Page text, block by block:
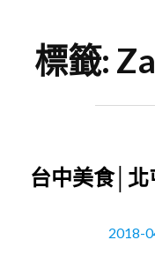
標籤:
台中美食│
2018-